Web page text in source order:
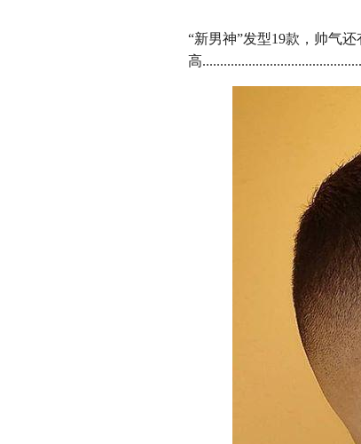
“新男神”发型19款，帅气
高